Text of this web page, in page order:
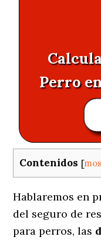
Perro
Contenidos [
Hablaremos en
del seguro de
para perros, las